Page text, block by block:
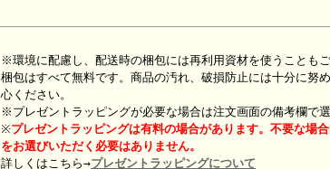
※環境に配慮し、配送時の梱包には再利用資材を使うことも
梱包はすべて無料です。商品の汚れ、破損防止には十分に努
心ください。
※プレゼントラッピングが必要な場合は注文画面の備考欄で選
※プレゼント ラッピングは有料の場合があります。不要な場
をお選びいただく必要はありません。
詳しくはこちら→プレゼントラッピングについて